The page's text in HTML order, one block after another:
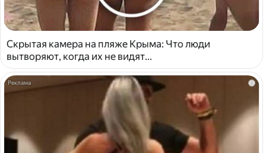
Скрытая камера на пляже Крыма: Что люди
вытворяют, когда их не видят...
i